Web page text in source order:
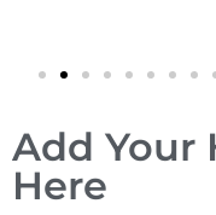
Add Your
Here